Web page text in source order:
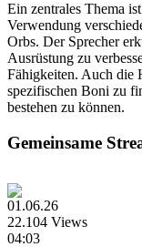
Ein zentrales Thema
Verwendung
Orbs. Der Sprecher
Ausrüstung zu
Fähigkeiten. Auch die
spezifischen Boni zu
bestehen zu können.
Gemeinsame
01.06.26
22.104 Views
04:03